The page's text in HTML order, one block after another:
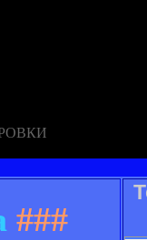
###